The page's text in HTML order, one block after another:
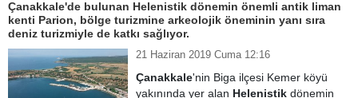
Çanakkale'de bulunan Helenistik dönemin önemli antik liman
kenti Parion, bölge turizmine arkeolojik öneminin yanı sıra
deniz turizmiyle de katkı sağlıyor.
21 Haziran 2019 Cuma 12:16
Çanakkale'nin Biga ilçesi Kemer köyü
yakınında yer alan Helenistik dönemin